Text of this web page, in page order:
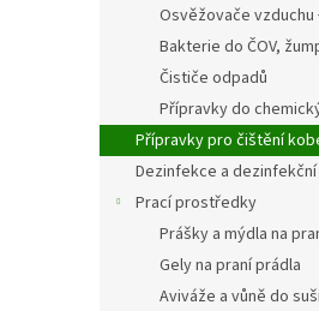
Osvěžovače vzduchu
Bakterie do ČOV,
Čističe odpadů
Přípravky do
Přípravky pro čištění
Dezinfekce a
Prací prostředky
Prášky a mýdla na
Gely na praní prádla
Aviváže a vůně do